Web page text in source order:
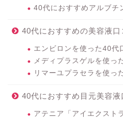
40代におすすめアルブチ
40代におすすめの美容液口
エンビロンを使った40代
メディプラスゲルを使っ
リマーユプラセラを使っ
40代におすすめ目元美容液
アテニア「アイエクスト